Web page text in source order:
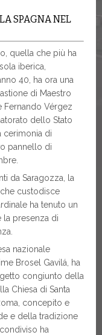
SPAGNA NEL
quella che più ha
iberica,
40, ha ora una
di Maestro
Fernando Vérgez
dello Stato
cerimonia di
pannello di
da Saragozza, la
custodisce
ha tenuto un
la presenza di
nazionale
Brosel Gavilá, ha
congiunto della
Chiesa di Santa
concepito e
e della tradizione
ha